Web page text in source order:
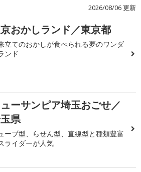
2026/08/06 更新
おかしランド／東京都
立てのおかしが食べられる夢のワンダ
ンド
ーサンピア埼玉おごせ／
県
ーブ型、らせん型、直線型と種類豊富
ライダーが人気